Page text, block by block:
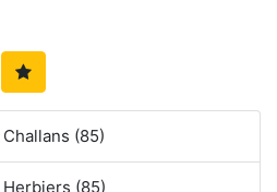
(85)
(85)